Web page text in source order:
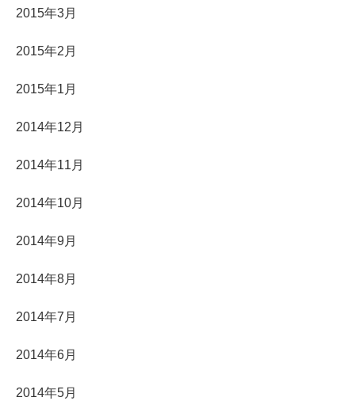
2015年3月
2015年2月
2015年1月
2014年12月
2014年11月
2014年10月
2014年9月
2014年8月
2014年7月
2014年6月
2014年5月